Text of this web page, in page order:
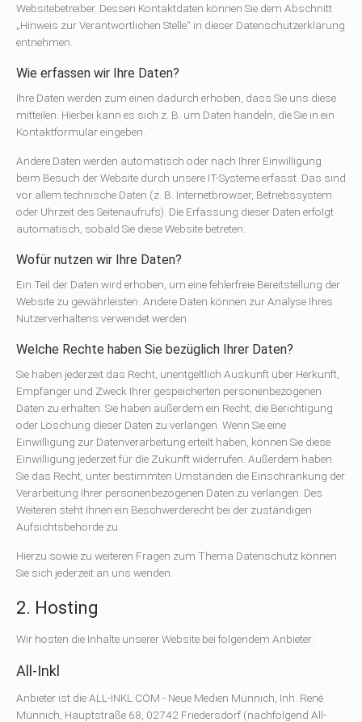
Websitebetreiber. Dessen Kontaktdaten können Sie dem Abschnitt
„Hinweis zur Verantwortlichen Stelle“ in dieser Datenschutzerklärung
entnehmen.
Wie erfassen wir Ihre Daten?
Ihre Daten werden zum einen dadurch erhoben, dass Sie uns diese
mitteilen. Hierbei kann es sich z. B. um Daten handeln, die Sie in ein
Kontaktformular eingeben.
Andere Daten werden automatisch oder nach Ihrer Einwilligung
beim Besuch der Website durch unsere IT-Systeme erfasst. Das sind
vor allem technische Daten (z. B. Internetbrowser, Betriebssystem
oder Uhrzeit des Seitenaufrufs). Die Erfassung dieser Daten erfolgt
automatisch, sobald Sie diese Website betreten.
Wofür nutzen wir Ihre Daten?
Ein Teil der Daten wird erhoben, um eine fehlerfreie Bereitstellung der
Website zu gewährleisten. Andere Daten können zur Analyse Ihres
Nutzerverhaltens verwendet werden.
Welche Rechte haben Sie bezüglich Ihrer Daten?
Sie haben jederzeit das Recht, unentgeltlich Auskunft über Herkunft,
Empfänger und Zweck Ihrer gespeicherten personenbezogenen
Daten zu erhalten. Sie haben außerdem ein Recht, die Berichtigung
oder Löschung dieser Daten zu verlangen. Wenn Sie eine
Einwilligung zur Datenverarbeitung erteilt haben, können Sie diese
Einwilligung jederzeit für die Zukunft widerrufen. Außerdem haben
Sie das Recht, unter bestimmten Umständen die Einschränkung der
Verarbeitung Ihrer personenbezogenen Daten zu verlangen. Des
Weiteren steht Ihnen ein Beschwerderecht bei der zuständigen
Aufsichtsbehörde zu.
Hierzu sowie zu weiteren Fragen zum Thema Datenschutz können
Sie sich jederzeit an uns wenden.
2. Hosting
Wir hosten die Inhalte unserer Website bei folgendem Anbieter:
All-Inkl
Anbieter ist die ALL-INKL.COM - Neue Medien Münnich, Inh. René
Münnich, Hauptstraße 68, 02742 Friedersdorf (nachfolgend All-